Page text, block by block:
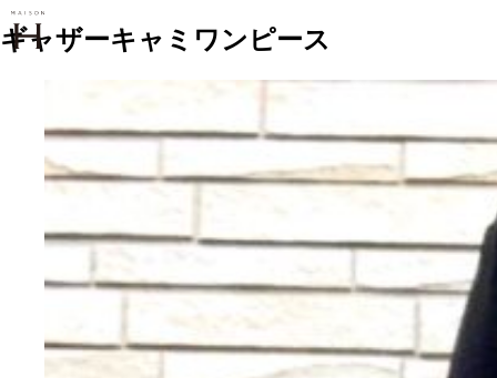
ギャザーキャミワンピース